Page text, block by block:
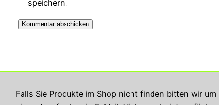
Falls Sie Produkte im Shop nicht finden bitten wir um
speichern.